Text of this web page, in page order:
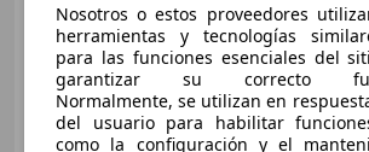
€ 9.500
Súper
04/2024 71.280 km Gasolina
Nosotros o estos proveedores
herramientas y tecnologías
para las funciones esenciales del
garantizar su correcto
Normalmente, se utilizan en
del usuario para habilitar
como la configuración y el